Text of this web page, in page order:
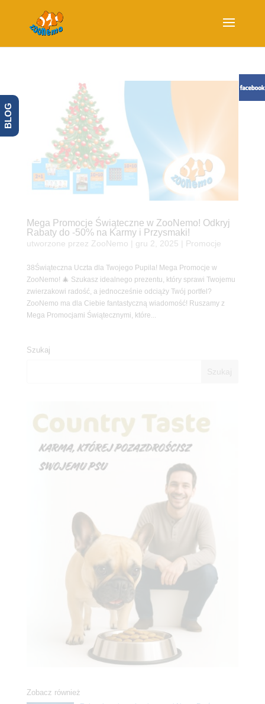
Mega Promocje Świąteczne w ZooNemo! Odkryj
Rabaty do -50% na Karmy i Przysmaki!
utworzone przez ZooNemo gru 2, 2025 Promocje
38Świąteczna Uczta dla Twojego Pupila! Mega Promocje w
ZooNemo! 🎄 Szukasz idealnego prezentu, który sprawi Twojemu
zwierzakowi radość, a jednocześnie odciąży Twój portfel?
ZooNemo ma dla Ciebie fantastyczną wiadomość! Ruszamy z
Mega Promocjami Świątecznymi, które...
Szukaj
Zobacz również
BLOG